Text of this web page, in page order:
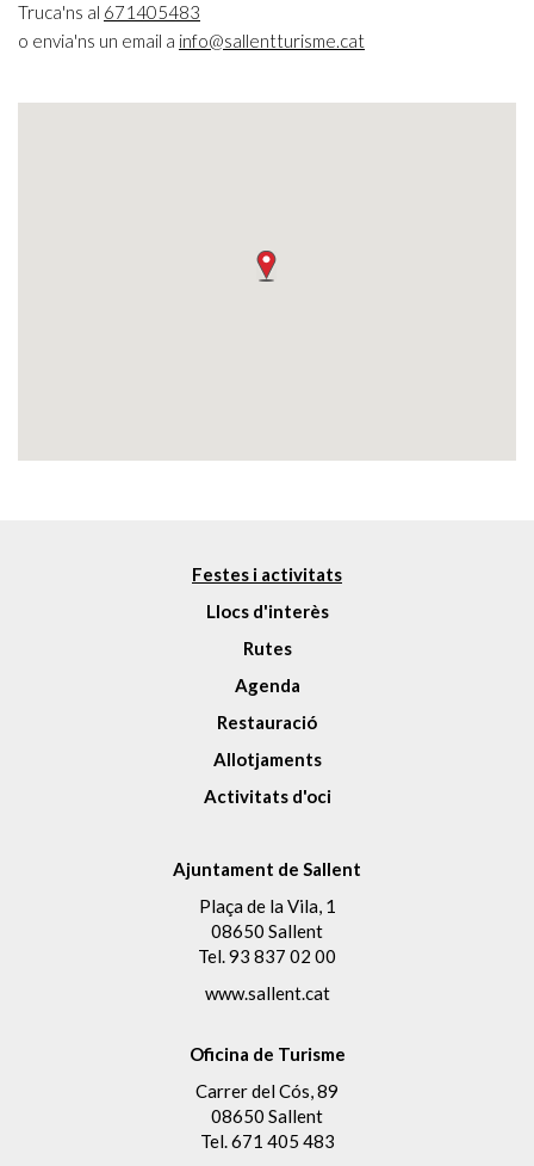
Truca'ns al 671405483
o envia'ns un email a info@sallentturisme.cat
Festes i activitats
Llocs d'interès
Rutes
Agenda
Restauració
Allotjaments
Activitats d'oci
Ajuntament de Sallent
Plaça de la Vila, 1
08650 Sallent
Tel.93 837 02 00
www.sallent.cat
Oficina de Turisme
Carrer del Cós, 89
08650 Sallent
Tel.671 405 483